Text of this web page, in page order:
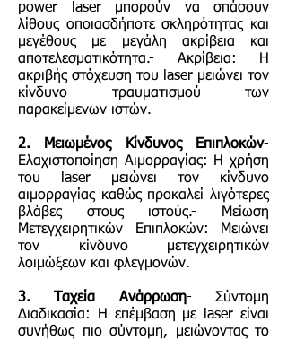
power laser μπορούν να σπάσουν
λίθους οποιασδήποτε σκληρότητας και
μεγέθους με μεγάλη ακρίβεια και
αποτελεσματικότητα.- Ακρίβεια: Η
ακριβής στόχευση του laser μειώνει τον
κίνδυνο τραυματισμού των
παρακείμενων ιστών.
2. Μειωμένος Κίνδυνος Επιπλοκών-
Ελαχιστοποίηση Αιμορραγίας: Η χρήση
του laser μειώνει τον κίνδυνο
αιμορραγίας καθώς προκαλεί λιγότερες
βλάβες στους ιστούς.- Μείωση
Μετεγχειρητικών Επιπλοκών: Μειώνει
τον κίνδυνο μετεγχειρητικών
λοιμώξεων και φλεγμονών.
3. Ταχεία Ανάρρωση- Σύντομη
Διαδικασία: Η επέμβαση με laser είναι
συνήθως πιο σύντομη, μειώνοντας το